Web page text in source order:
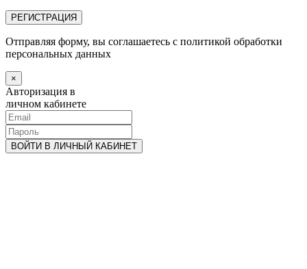
Отправляя форму, вы соглашаетесь с политикой обработки
персональных данных
×
Авторизация в
личном кабинете